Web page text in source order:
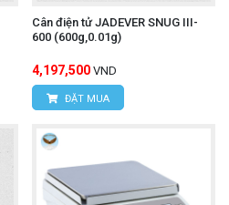
Cân điện tử JADEVER SNUG III-
600 (600g,0.01g)
4,197,500 VND
ĐẶT MUA